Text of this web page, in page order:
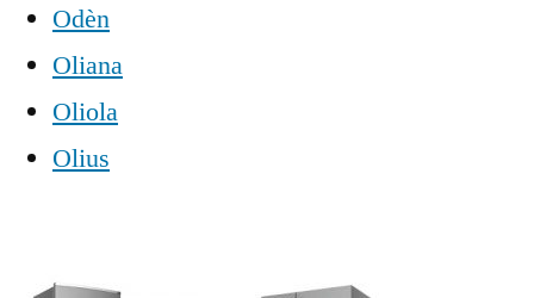
Odèn
Oliana
Oliola
Olius